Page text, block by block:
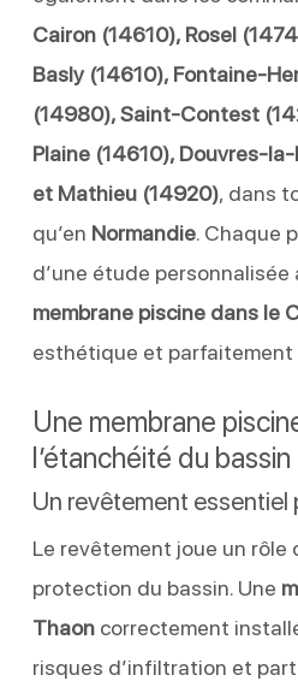
Cairon (14610), Rosel
Basly (14610), Fontaine-
(14980), Saint-Contest
Plaine (14610), Douvres-
et Mathieu (14920), dans
qu’en Normandie. Chaque
d’une étude personnalisée
membrane piscine dans le
esthétique et parfaitement
Une membrane
l’étanchéité du bassin
Un revêtement essentiel
Le revêtement joue un rôle
protection du bassin. Une
Thaoncorrectement
risques d’infiltration et